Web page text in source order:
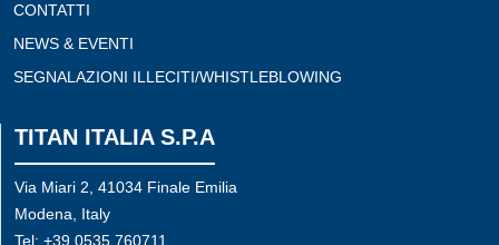
CONTATTI
NEWS & EVENTI
SEGNALAZIONI ILLECITI/WHISTLEBLOWING
TITAN ITALIA S.P.A
Via Miari 2, 41034 Finale Emilia
Modena, Italy
Tel: +39 0535 760711